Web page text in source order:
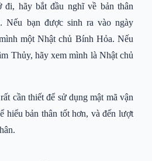
hãy bắt đầu nghĩ về bản thân
Nếu bạn được sinh ra vào ngày
một Nhật chủ Bính Hỏa. Nếu
Thủy, hãy xem mình là Nhật chủ
cần thiết để sử dụng mật mã vận
hiểu bản thân tốt hơn, và đến lượt